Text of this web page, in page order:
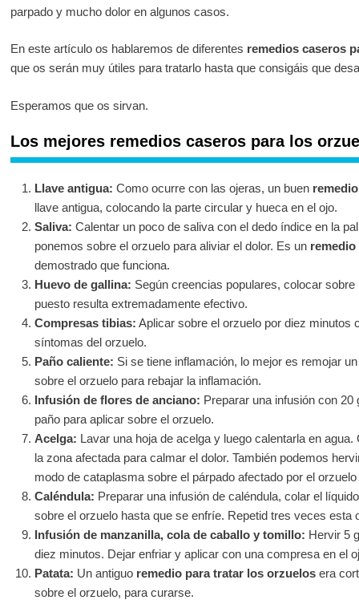
parpado y mucho dolor en algunos casos.
En este artículo os hablaremos de diferentes remedios caseros
que os serán muy útiles para tratarlo hasta que consigáis que
Esperamos que os sirvan.
Los mejores remedios caseros para los
Llave antigua: Como ocurre con las ojeras, un buen
llave antigua, colocando la parte circular y hueca en el ojo.
Saliva: Calentar un poco de saliva con el dedo índice en la
ponemos sobre el orzuelo para aliviar el dolor. Es un
demostrado que funciona.
Huevo de gallina: Según creencias populares, colocar
puesto resulta extremadamente efectivo.
Compresas tibias: Aplicar sobre el orzuelo por diez minutos
síntomas del orzuelo.
Paño caliente: Si se tiene inflamación, lo mejor es remojar
sobre el orzuelo para rebajar la inflamación.
Infusión de flores de anciano: Preparar una infusión con
paño para aplicar sobre el orzuelo.
Acelga: Lavar una hoja de acelga y luego calentarla en
la zona afectada para calmar el dolor. También podemos
modo de cataplasma sobre el párpado afectado por el
Caléndula: Preparar una infusión de caléndula, colar el
sobre el orzuelo hasta que se enfríe. Repetid tres veces esta
Infusión de manzanilla, cola de caballo y tomillo: Hervir 5
diez minutos. Dejar enfriar y aplicar con una compresa en el
Patata: Un antiguo remedio para tratar los orzuelosera
sobre el orzuelo, para curarse.